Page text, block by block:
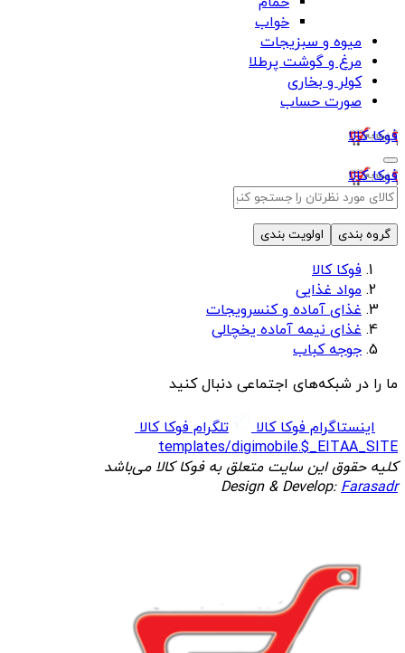
خواب
میوه و سبزیجات
مرغ و گوشت پرطلا
کولر و بخاری
صورت حساب
فوکا کالا
فوکا کالا
گروه بندی اولویت بندی
فوکا کالا
مواد غذایی
غذای آماده و کنسرویجات
غذای نیمه آماده یخچالی
جوجه کباب
ما را در شبکه‌های اجتماعی دنبال کنید
اینستاگرام فوکا کالا
تلگرام فوکا کالا
templates/digimobile.$_EITAA_SITE
کلیه حقوق این سایت متعلق به فوکا کالا می‌باشد
Design & Develop:Farasadr